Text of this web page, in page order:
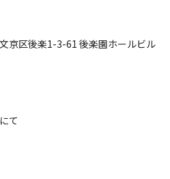
京区後楽1-3-61 後楽園ホールビル
て